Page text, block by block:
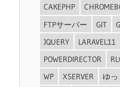
CAKEPHP
FTPサーバー
GIT
JQUERY
LARAVEL11
POWERDIRECTOR
WP
XSERVER ゆっ